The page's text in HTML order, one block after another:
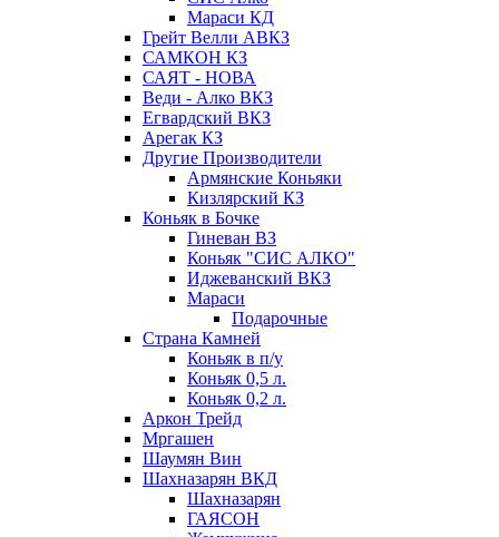
Мараси КД
Грейт Велли АВКЗ
САМКОН КЗ
САЯТ - НОВА
Веди - Алко ВКЗ
Егвардский ВКЗ
Арегак КЗ
Другие Производители
Армянские Коньяки
Кизлярский КЗ
Коньяк в Бочке
Гиневан ВЗ
Коньяк "СИС АЛКО"
Иджеванский ВКЗ
Мараси
Подарочные
Страна Камней
Коньяк в п/у
Коньяк 0,5 л.
Коньяк 0,2 л.
Аркон Трейд
Мргашен
Шаумян Вин
Шахназарян ВКД
Шахназарян
ГАЯСОН